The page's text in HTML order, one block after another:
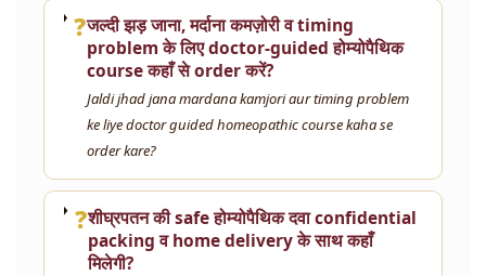
❓जल्दी झड़ जाना, मर्दाना कमज़ोरी व timing
problem के लिए doctor-guided होम्योपैथिक
course कहाँ से order करें?
Jaldi jhad jana mardana kamjori aur timing problem
ke liye doctor guided homeopathic course kaha se
order kare?
❓शीघ्रपतन की safe होम्योपैथिक दवा confidential
packing व home delivery के साथ कहाँ
मिलेगी?